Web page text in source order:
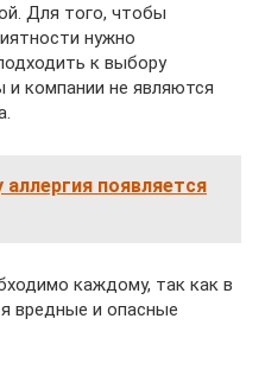
Для того, чтобы
нужно
к выбору
компании не являются
аллергия появляется
каждому, так как в
вредные и опасные